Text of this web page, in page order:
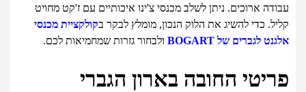
עבודה ארוכים. ניתן לשלב מכנסי צ'ינו איכותיים עם ז'קט מחויט
קליל. כדי להשיג את הלוק הנכון, מומלץ לבקר בקולקציית מכנסי
אלגנט לגברים של BOGART
ולבחור גזרות שמחמיאות לכם.
פריטי החובה בארון הגברי